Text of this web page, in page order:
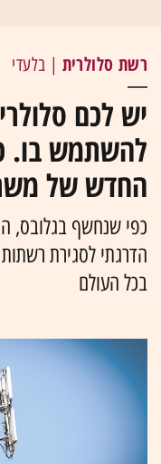
רשת סלולרית | בלעדי
יש לכם
להשתמש בו.
החדש של
כפי שנחשף בגלובס,
הדרגתי לסגירת
בכל העולם